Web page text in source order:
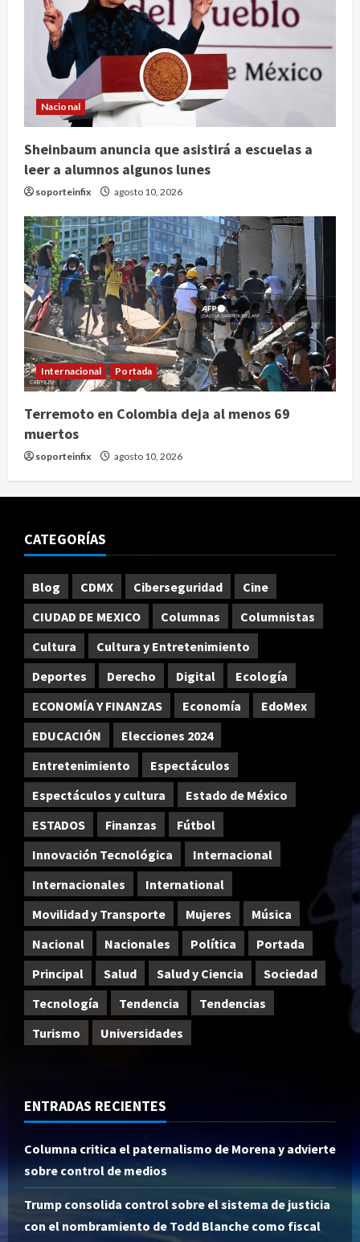
Nacional
Sheinbaum anuncia que asistirá a escuelas a
leer a alumnos algunos lunes
soporteinfix agosto 10, 2026
Internacional Portada
Terremoto en Colombia deja al menos 69
muertos
soporteinfix agosto 10, 2026
CATEGORÍAS
Blog CDMX Ciberseguridad
Cine
CIUDAD DE MEXICO
Columnas
Columnistas
Cultura
Cultura y Entretenimiento
Deportes
Derecho Digital
Ecología
ECONOMÍA Y FINANZAS
Economía
EdoMex
EDUCACIÓN
Elecciones 2024
Entretenimiento
Espectáculos
Espectáculos y cultura
Estado de México
ESTADOS
Finanzas
Fútbol
Innovación Tecnológica
Internacional
Internacionales
International
Movilidad y Transporte
Mujeres
Música
Nacional
Nacionales Política
Portada
Principal
Salud Salud y Ciencia
Sociedad
Tecnología
Tendencia
Tendencias
Turismo
Universidades
ENTRADAS RECIENTES
Columna critica el paternalismo de Morena y advierte
sobre control de medios
Trump consolida control sobre el sistema de justicia
con el nombramiento de Todd Blanche como fiscal